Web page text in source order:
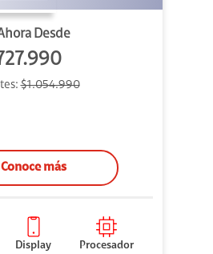
Desde
$1.054.990
Conoce más
Display
Procesador